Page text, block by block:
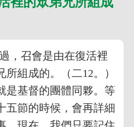
，召會是由在復活裡
組成的。（二12。）
是基督的團體同夥。等
五節的時候，會再詳細